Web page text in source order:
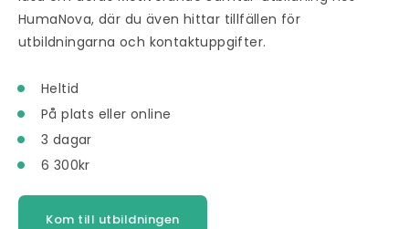
HumaNova, där du även hittar tillfällen för
utbildningarna och kontaktuppgifter.
Heltid
På plats eller online
3 dagar
6 300kr
Kom till utbildningen